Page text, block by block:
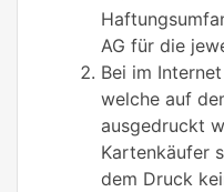
AG für die
Bei im
welche auf
ausgedruckt
Kartenkäufer
dem Druck